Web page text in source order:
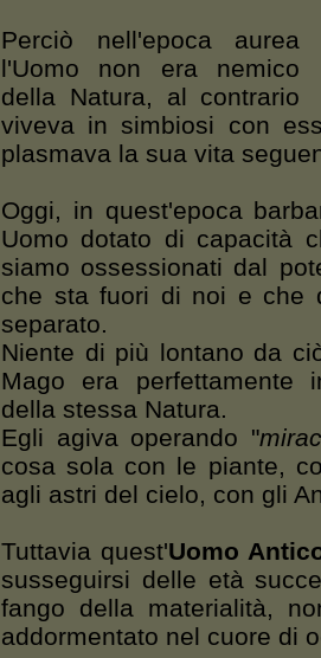
Perciò nell'epoca aurea
l'Uomo non era nemico
della Natura, al contrario
viveva in simbiosi con
plasmava la sua vita
Oggi, in quest'epoca
Uomo dotato di capacità
siamo ossessionati dal
che sta fuori di noi e che
separato.
Niente di più lontano da
Mago era perfettamente
della stessa Natura.
Egli agiva operando "
cosa sola con le piante,
agli astri del cielo, con gli
Tuttavia quest'Uomo
susseguirsi delle età
fango della materialità,
addormentato nel cuore di